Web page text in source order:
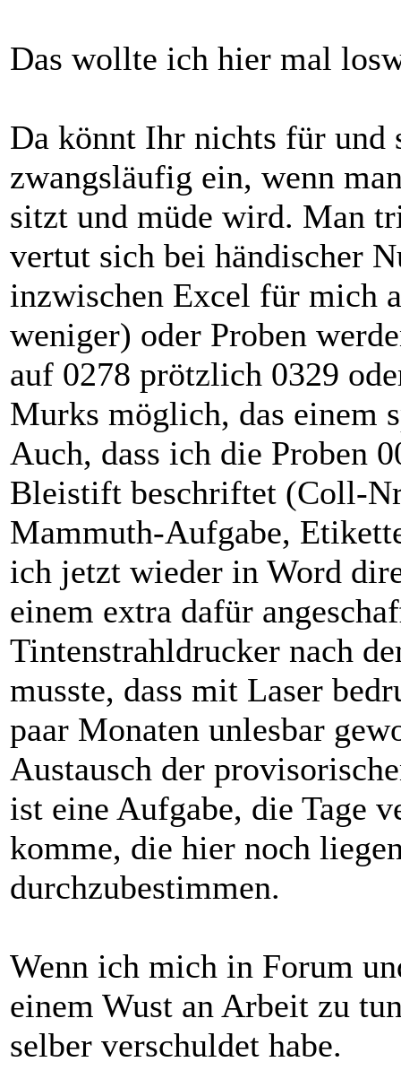
Das wollte ich hier mal
Da könnt Ihr nichts für und
zwangsläufig ein, wenn
sitzt und müde wird. Man
vertut sich bei händischer
inzwischen Excel für mich
weniger) oder Proben
auf 0278 prötzlich 0329
Murks möglich, das einem
Auch, dass ich die Proben
Bleistift beschriftet (Coll-
Mammuth-Aufgabe,
ich jetzt wieder in Word
einem extra dafür
Tintenstrahldrucker nach
musste, dass mit Laser
paar Monaten unlesbar
Austausch der
ist eine Aufgabe, die Tage
komme, die hier noch
durchzubestimmen.
Wenn ich mich in Forum
einem Wust an Arbeit zu
selber verschuldet habe.